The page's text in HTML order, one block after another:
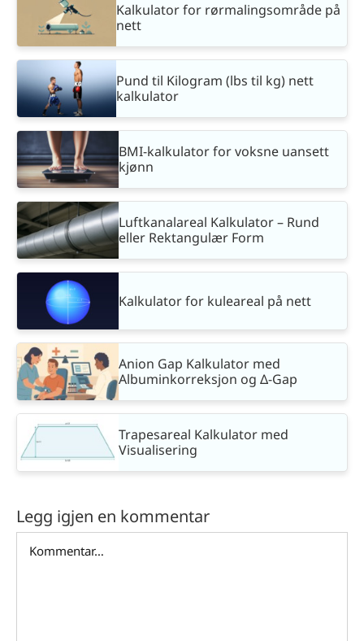
Kalkulator for rørmalingsområde på
nett
Pund til Kilogram (lbs til kg) nett
kalkulator
BMI-kalkulator for voksne uansett
kjønn
Luftkanalareal Kalkulator – Rund
eller Rektangulær Form
Kalkulator for kuleareal på nett
Anion Gap Kalkulator med
Albuminkorreksjon og Δ-Gap
Trapesareal Kalkulator med
Visualisering
Legg igjen en kommentar